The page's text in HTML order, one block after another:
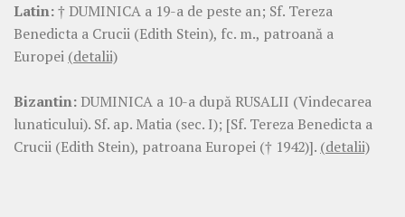
Latin:† DUMINICA a 19-a de peste an; Sf. Tereza
Benedicta a Crucii (Edith Stein), fc. m., patroană a
Europei (detalii)
Bizantin: DUMINICA a 10-a după RUSALII (Vindecarea
lunaticului). Sf. ap. Matia (sec. I); [Sf. Tereza Benedicta a
Crucii (Edith Stein), patroana Europei († 1942)]. (detalii)